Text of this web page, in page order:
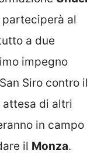
parteciperà al
a due
impegno
Siro contro il
attesa di altri
in campo
il Monza.